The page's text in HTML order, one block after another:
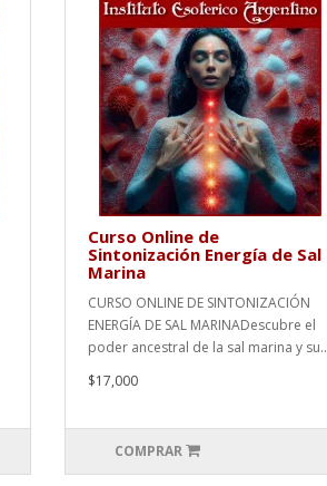
Curso Online de
Sintonización Energía de Sal
Marina
CURSO ONLINE DE SINTONIZACIÓN
ENERGÍA DE SAL MARINADescubre el
poder ancestral de la sal marina y su..
$17,000
COMPRAR